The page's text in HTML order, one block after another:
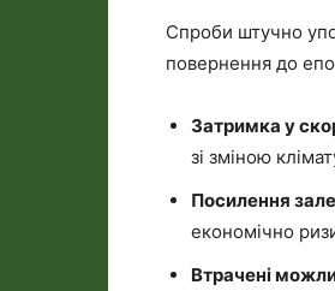
Спроби штучно
повернення до
Затримка у
зі зміною
Посилення
економічно
Втрачені